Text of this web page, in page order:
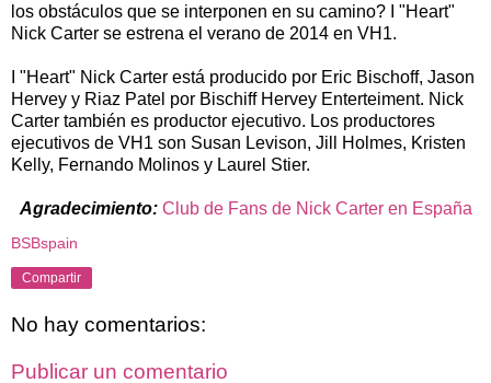
los obstáculos que se interponen en su camino? I "Heart"
Nick Carter se estrena el verano de 2014 en VH1.
I "Heart" Nick Carter está producido por Eric Bischoff, Jason
Hervey y Riaz Patel por Bischiff Hervey Enterteiment. Nick
Carter también es productor ejecutivo. Los productores
ejecutivos de VH1 son Susan Levison, Jill Holmes, Kristen
Kelly, Fernando Molinos y Laurel Stier.
Agradecimiento: Club de Fans de Nick Carter en España
BSBspain
Compartir
No hay comentarios:
Publicar un comentario